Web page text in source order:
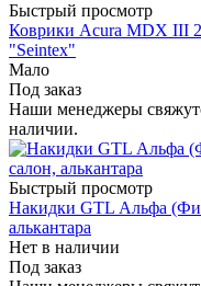
Быстрый просмотр
Коврики Acura MDX III
"Seintex"
Мало
Под заказ
Наши менеджеры
наличии.
Быстрый просмотр
Накидки GTL Альфа
алькантара
Нет в наличии
Под заказ